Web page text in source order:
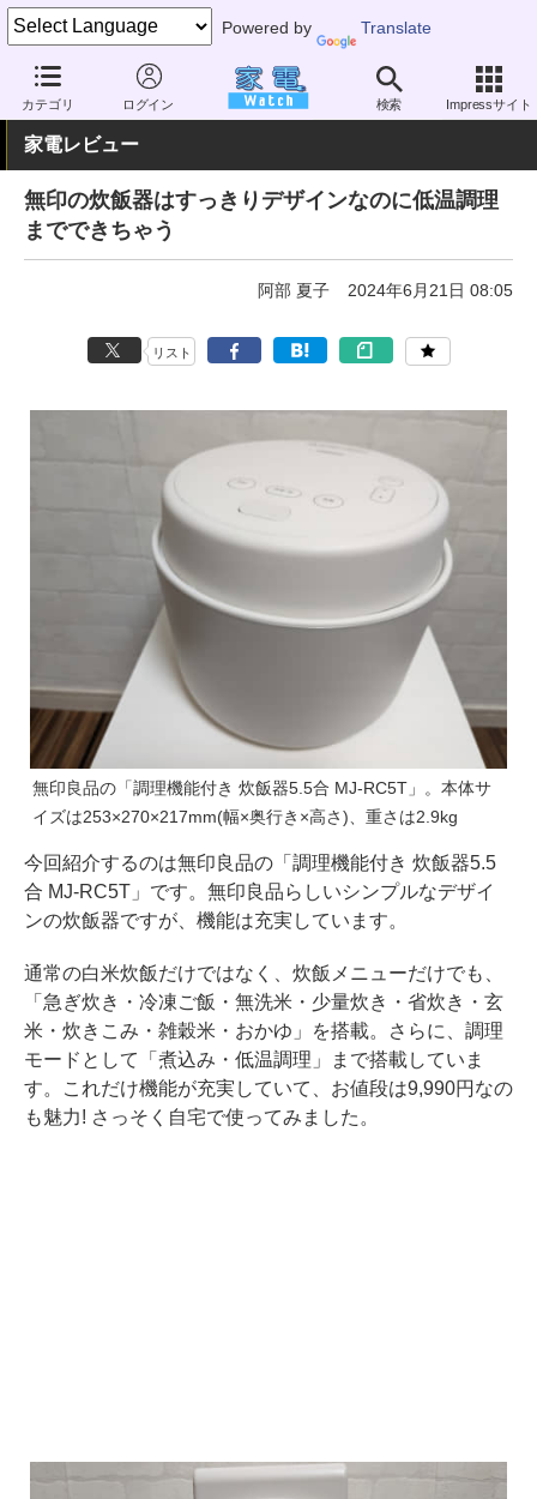
Powered by Translate
カテゴリ ログイン 検索 Impressサイト
家電 Watch 生活家電 炊飯器 大容量（5合以上）
家電レビュー
無印の炊飯器はすっきりデザインなのに低温調理
までできちゃう
阿部 夏子 2024年6月21日 08:05
リスト
無印良品の「調理機能付き 炊飯器5.5合 MJ-RC5T」。本体サ
イズは253×270×217mm(幅×奥行き×高さ)、重さは2.9kg
今回紹介するのは無印良品の「調理機能付き 炊飯器5.5
合 MJ-RC5T」です。無印良品らしいシンプルなデザイ
ンの炊飯器ですが、機能は充実しています。
通常の白米炊飯だけではなく、炊飯メニューだけでも、
「急ぎ炊き・冷凍ご飯・無洗米・少量炊き・省炊き・玄
米・炊きこみ・雑穀米・おかゆ」を搭載。さらに、調理
モードとして「煮込み・低温調理」まで搭載していま
す。これだけ機能が充実していて、お値段は9,990円なの
も魅力! さっそく自宅で使ってみました。